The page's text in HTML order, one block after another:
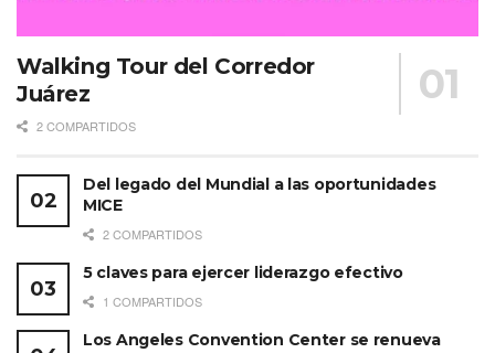
Walking Tour del Corredor
Juárez
2 COMPARTIDOS
Del legado del Mundial a las oportunidades
MICE
2 COMPARTIDOS
5 claves para ejercer liderazgo efectivo
1 COMPARTIDOS
Los Angeles Convention Center se renueva